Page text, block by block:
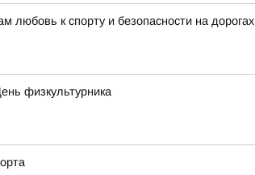
любовь к спорту и безопасности на дорогах
физкультурника